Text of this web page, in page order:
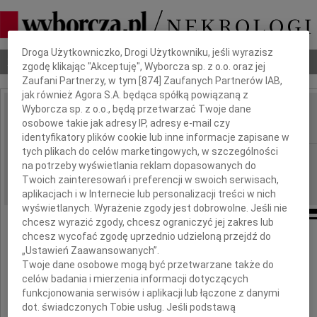
Nekrologi Odeszli Poradnik pogrzebowy
IMIĘ I NAZWISKO: Edward Mieliński
REGION: Gdańsk
DATA EMISJI: 14.01.2010
Z głębokim smutkiem żegnamy zmarłego
w dniu 8 stycznia 2010 roku
Dbamy o Twoją prywatność
Droga Użytkowniczko, Drogi Użytkowniku, jeśli wyrazisz
zgodę klikając "Akceptuję", Wyborcza sp. z o.o. oraz jej
Zaufani Partnerzy, w tym [874 ] Zaufanych Partnerów IAB,
jak również Agora S.A. będąca spółką powiązaną z
Wyborcza sp. z o.o., będą przetwarzać Twoje dane
osobowe takie jak adresy IP, adresy e-mail czy
identyfikatory plików cookie lub inne informacje zapisane w
tych plikach do celów marketingowych, w szczególności
na potrzeby wyświetlania reklam dopasowanych do
Twoich zainteresowań i preferencji w swoich serwisach,
aplikacjach i w Internecie lub personalizacji treści w nich
wyświetlanych. Wyrażenie zgody jest dobrowolne. Jeśli nie
chcesz wyrazić zgody, chcesz ograniczyć jej zakres lub
chcesz wycofać zgodę uprzednio udzieloną przejdź do
„Ustawień Zaawansowanych”.
Twoje dane osobowe mogą być przetwarzane także do
celów badania i mierzenia informacji dotyczących
funkcjonowania serwisów i aplikacji lub łączone z danymi
dot. świadczonych Tobie usług. Jeśli podstawą